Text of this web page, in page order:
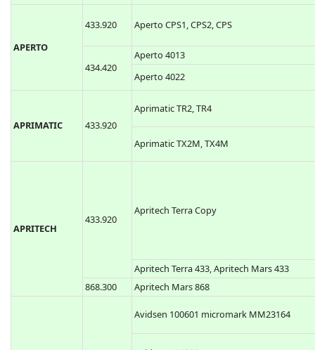
APERTO
433.920 Aperto CPS1, CPS2, CPS
434.420
Aperto 4013
Aperto 4022
APRIMATIC 433.920
Aprimatic TR2, TR4
Aprimatic TX2M, TX4M
APRITECH
433.920
Apritech Terra Copy
Apritech Terra 433, Apritech Mars 433
868.300
Apritech Mars 868
Avidsen 100601 micromark MM23164